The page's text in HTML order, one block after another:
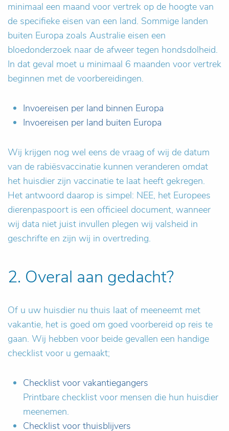
minimaal een maand voor vertrek op de hoogte van
de specifieke eisen van een land. Sommige landen
buiten Europa zoals Australie eisen een
bloedonderzoek naar de afweer tegen hondsdolheid.
In dat geval moet u minimaal 6 maanden voor vertrek
beginnen met de voorbereidingen.
Invoereisen per land binnen Europa
Invoereisen per land buiten Europa
Wij krijgen nog wel eens de vraag of wij de datum
van de rabiësvaccinatie kunnen veranderen omdat
het huisdier zijn vaccinatie te laat heeft gekregen.
Het antwoord daarop is simpel: NEE, het Europees
dierenpaspoort is een officieel document, wanneer
wij data niet juist invullen plegen wij valsheid in
geschrifte en zijn wij in overtreding.
2. Overal aan gedacht?
Of u uw huisdier nu thuis laat of meeneemt met
vakantie, het is goed om goed voorbereid op reis te
gaan. Wij hebben voor beide gevallen een handige
checklist voor u gemaakt;
Checklist voor vakantiegangers
Printbare checklist voor mensen die hun huisdier
meenemen.
Checklist voor thuisblijvers